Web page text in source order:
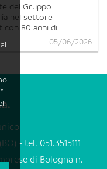
del Gruppo
nel settore
con 80 anni di
1 miliardo di
nel suo
a
e la
Requisiti
di Diploma
o
impianti
centrali
gasolio,
a
reti gas,
05/06/2026
- tel. 051.3515111
di Bologna n.